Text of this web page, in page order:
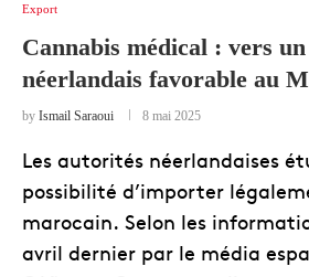
Export
Cannabis médical : vers
néerlandais favorable au
by Ismail Saraoui 8 mai 2025
Les autorités néerlandaises
possibilité d’importer
marocain. Selon les
avril dernier par le média